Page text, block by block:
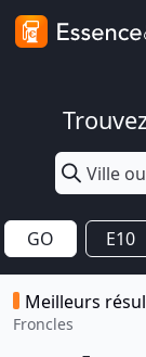
GO E10
Meilleurs
Froncles